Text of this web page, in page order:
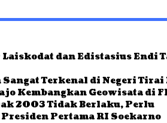
dan Edistasius Endi
Terkenal di Negeri Tirai
Kembangkan Geowisata di
2003 Tidak Berlaku, Perlu
Pertama RI Soekarno